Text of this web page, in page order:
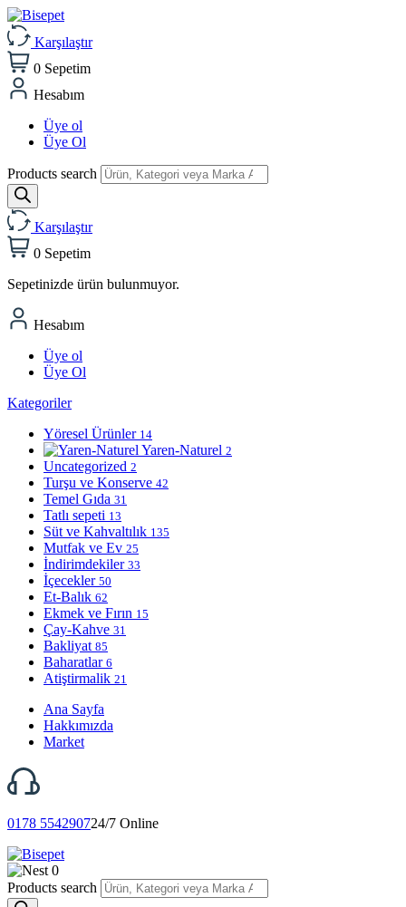
Karşılaştır
0 Sepetim
Hesabım
Üye ol
Üye Ol
Products search
Karşılaştır
0 Sepetim
Sepetinizde ürün bulunmuyor.
Hesabım
Üye ol
Üye Ol
Kategoriler
Yöresel Ürünler 14
Yaren-Naturel 2
Uncategorized 2
Turşu ve Konserve 42
Temel Gıda 31
Tatlı sepeti 13
Süt ve Kahvaltılık 135
Mutfak ve Ev 25
İndirimdekiler 33
İçecekler 50
Et-Balık 62
Ekmek ve Fırın 15
Çay-Kahve 31
Bakliyat 85
Baharatlar 6
Atiştirmalik 21
Ana Sayfa
Hakkımızda
Market
0178 554290724/7 Online
0
Products search